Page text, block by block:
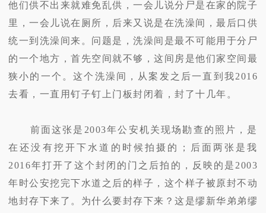
他们供不出来就难免乱供，一会儿说分尸是在家的院子
里，一会儿说在厕所，后来又说是在洗澡间，最后口供
统一到洗澡间来。问题是，洗澡间是最不可能用于分尸
的一个地方，首先空间就不够，这间房是他们家空间最
狭小的一个。这个洗澡间，从案发之后一直到我2016
去看，一直用钉子钉上门板封闭着，封了十几年。
前面这张是2003年公安机关现场勘查的照片，是
在还没有挖开下水道的时候拍摄的；后面两张是我
2016年打开了这个封闭的门之后拍的，反映的是2003
年时公安挖完下水道之后的样子，这个样子被原封不动
地封存下来了。为什么要封存下来？这是缪新华弟弟缪